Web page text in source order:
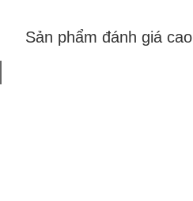
Sản phẩm đánh giá cao